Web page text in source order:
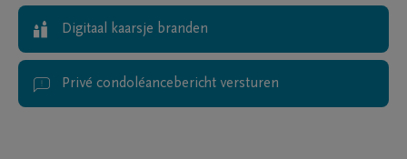
Digitaal kaarsje branden
Privé condoléancebericht versturen